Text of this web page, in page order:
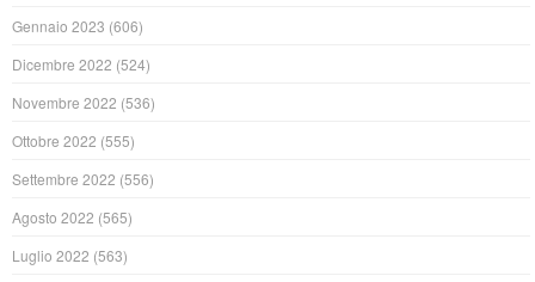
Gennaio 2023 (606)
Dicembre 2022 (524)
Novembre 2022 (536)
Ottobre 2022 (555)
Settembre 2022 (556)
Agosto 2022 (565)
Luglio 2022 (563)